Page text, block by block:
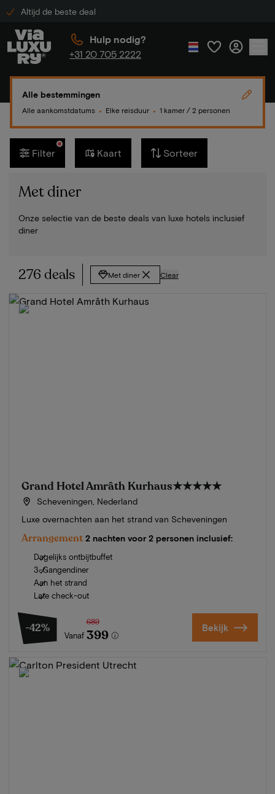
Altijd de beste deal
Hulp nodig?
+31 20 705 2222
Alle bestemmingen
Alle aankomstdatums ● Elke reisduur ● 1 kamer / 2 personen
Filter Kaart Sorteer
Met diner
Onze selectie van de beste deals van luxe hotels inclusief
diner
276 deals Met diner Clear
Grand Hotel Amrâth Kurhaus★★★★★
Scheveningen, Nederland
Luxe overnachten aan het strand van Scheveningen
Arrangement 2 nachten voor 2 personen inclusief:
Dagelijks ontbijtbuffet
3-Gangendiner
Aan het strand
Late check-out
-42%
Vanaf
689
399 Bekijk